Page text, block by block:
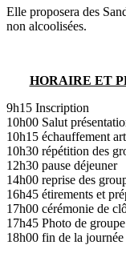
Elle proposera des
non alcoolisées.
HORAIRE ET
9h15 Inscription
10h00 Salut
10h15 échauffement
10h30 répétition des
12h30 pause déjeuner
14h00 reprise des
16h45 étirements et
17h00 cérémonie de
17h45 Photo de groupe
18h00 fin de la journée